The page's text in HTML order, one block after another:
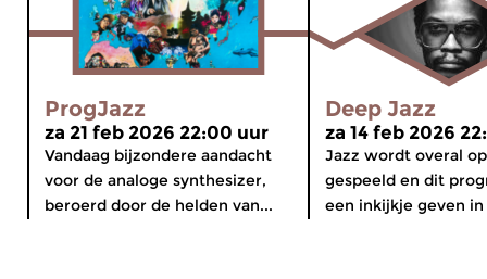
ProgJazz
za 21 feb 2026 22:00 uur
Vandaag bijzondere aandacht
voor de analoge synthesizer,
beroerd door de helden van...
Deep Jazz
za 14 feb 2026
Jazz wordt overal
gespeeld en dit
een inkijkje geven